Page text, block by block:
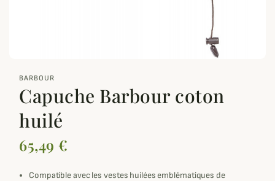
BARBOUR
Capuche Barbour coton
huilé
65,49 €
Compatible avec les vestes huilées emblématiques de